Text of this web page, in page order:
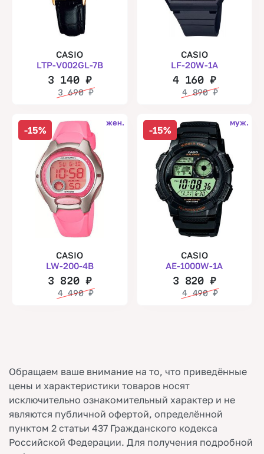
CASIO
LTP-V002GL-7B
3 140 ₽
3 690₽
CASIO
LF-20W-1A
4 160₽
4 890₽
-15%
жен.
CASIO
LW-200-4B
3 820 ₽
4 490₽
-15%
муж.
CASIO
AE-1000W-1A
3 820₽
4 490₽
Обращаем ваше внимание на то, что приведённые
цены и характеристики товаров носят
исключительно ознакомительный характер и не
являются публичной офертой, определённой
пунктом 2 статьи 437 Гражданского кодекса
Российской Федерации. Для получения подробной